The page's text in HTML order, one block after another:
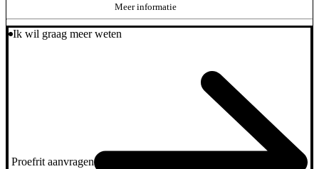
Meer informatie
Ik wil graag meer weten
Proefrit aanvragen